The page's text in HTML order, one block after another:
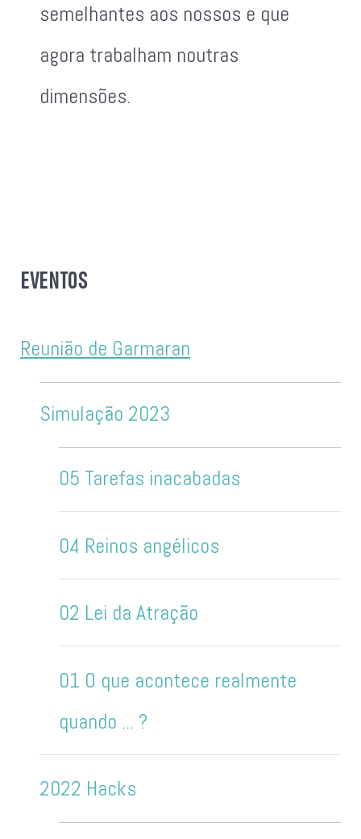
semelhantes aos nossos e que
agora trabalham noutras
dimensões.
EVENTOS
Reunião de Garmaran
Simulação 2023
05 Tarefas inacabadas
04 Reinos angélicos
02 Lei da Atração
01 O que acontece realmente
quando ... ?
2022 Hacks